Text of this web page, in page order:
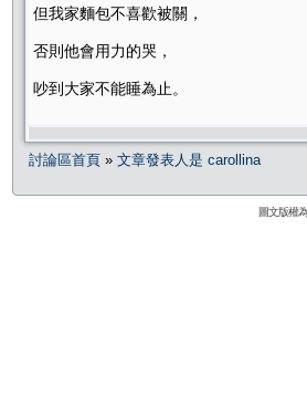
但我家麵包不喜歡被關，
否則他會用力的哭，
吵到大家不能睡為止。
討論區首頁 » 文章發表人是 carollina
圖文版權